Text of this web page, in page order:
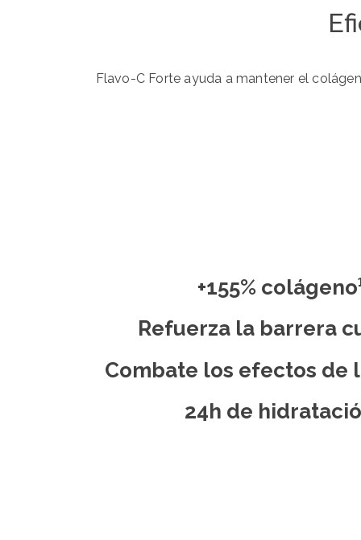
Flavo-C Forte ayuda a mantener el
+155%
Refuerza la barrera
Combate los efectos de
24h de